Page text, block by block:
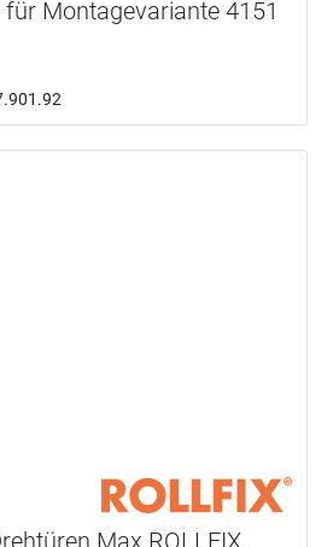
Montagevariante 4151
Max ROLLFIX